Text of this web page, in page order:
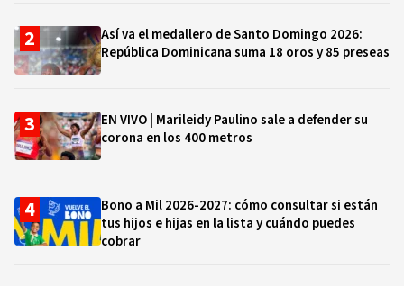
Así va el medallero de Santo Domingo 2026:
República Dominicana suma 18 oros y 85 preseas
EN VIVO | Marileidy Paulino sale a defender su
corona en los 400 metros
Bono a Mil 2026-2027: cómo consultar si están
tus hijos e hijas en la lista y cuándo puedes
cobrar